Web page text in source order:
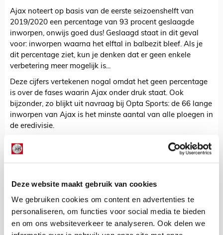
Deze website maakt gebruik van cookies
We gebruiken cookies om content en advertenties te
personaliseren, om functies voor social media te bieden
en om ons websiteverkeer te analyseren. Ook delen we
Ajax noteert op basis van de eerste seizoenshelft van
2019/2020 een percentage van 93 procent geslaagde
inworpen, onwijs goed dus! Geslaagd staat in dit geval
voor: inworpen waarna het elftal in balbezit bleef. Als je
dit percentage ziet, kun je denken dat er geen enkele
verbetering meer mogelijk is...
Deze cijfers vertekenen nogal omdat het geen percentage
is over de fases waarin Ajax onder druk staat. Ook
bijzonder, zo blijkt uit navraag bij Opta Sports: de 66 lange
inworpen van Ajax is het minste aantal van alle ploegen in
de eredivisie.
Toevallig staat er deze maand in het vakblad
NL Coach
een interview met diverse specialistische trainers, onder
wie Grønnemark. Andere disciplines betreffen de
gezichtsveld van NFL-spelers.
Grønnemark wil in een korte reactie tegenover Ajax Life
niet zeggen of het om een eenmalige spoedcursus ging of
dat hij de Ajacieden vaker bijles gaat geven.